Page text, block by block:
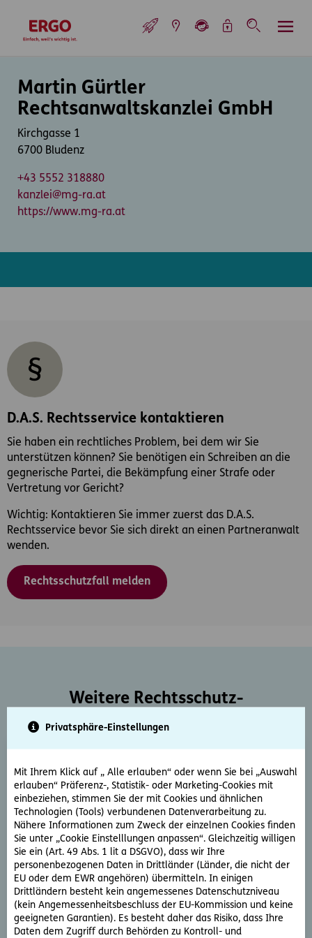
Privatsphäre-Einstellungen
Mit Ihrem Klick auf „ Alle erlauben“ oder wenn Sie bei „Auswahl
erlauben“ Präferenz-, Statistik- oder Marketing-Cookies mit
einbeziehen, stimmen Sie der mit Cookies und ähnlichen
Technologien (Tools) verbundenen Datenverarbeitung zu.
Nähere Informationen zum Zweck der einzelnen Cookies finden
Sie unter „Cookie Einstelllungen anpassen“. Gleichzeitig willigen
Sie ein (Art. 49 Abs. 1 lit a DSGVO), dass wir Ihre
personenbezogenen Daten in Drittländer (Länder, die nicht der
EU oder dem EWR angehören) übermitteln. In einigen
Drittländern besteht kein angemessenes Datenschutzniveau
(kein Angemessenheitsbeschluss der EU-Kommission und keine
geeigneten Garantien). Es besteht daher das Risiko, dass Ihre
Daten dem Zugriff durch Behörden zu Kontroll- und
zur Startseite
Martin Gürtler
Rechtsanwaltskanzlei GmbH
Kirchgasse 1
6700 Bludenz
+43 5552 318880
kanzlei@mg-ra.at
https://www.mg-ra.at
D.A.S. Rechtsservice kontaktieren
Sie haben ein rechtliches Problem, bei dem wir Sie
unterstützen können? Sie benötigen ein Schreiben an die
gegnerische Partei, die Bekämpfung einer Strafe oder
Vertretung vor Gericht?
Wichtig: Kontaktieren Sie immer zuerst das D.A.S.
Rechtsservice bevor Sie sich direkt an einen Partneranwalt
wenden.
Rechtsschutzfall melden
Weitere Rechtsschutz-
Serviceleistungen
Rechtsberatung
Sie haben ein rechtliche Frage? Unsere Rechtsexperten
beantworten diese gerne und schnell.
Rechtsfrage stellen